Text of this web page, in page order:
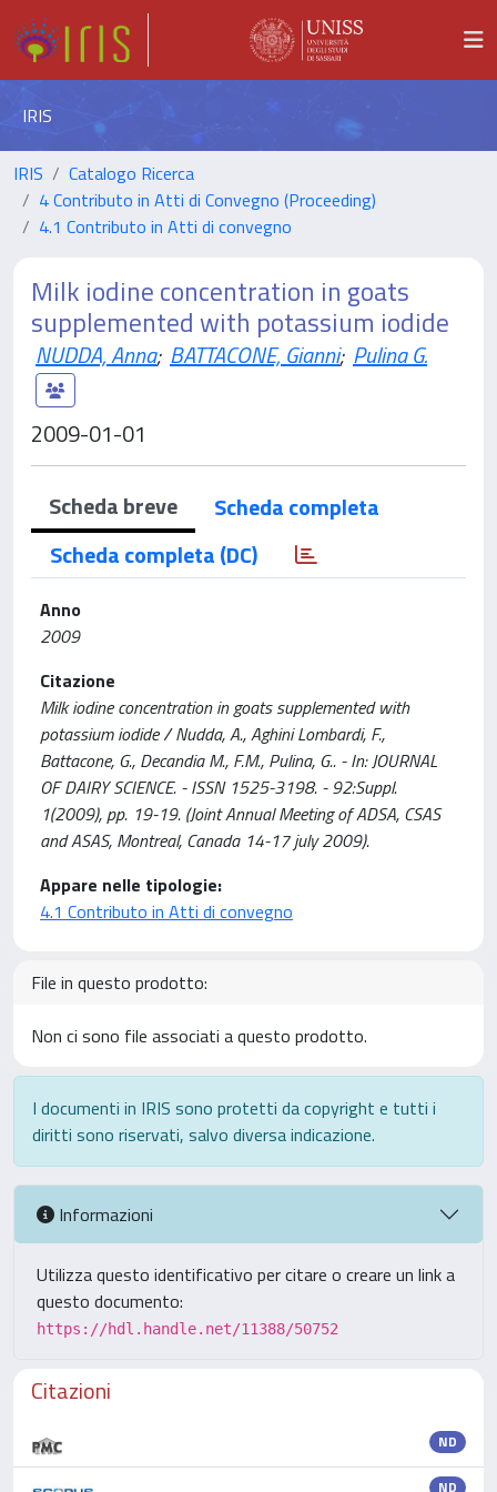
IRIS
IRIS
Catalogo Ricerca
4 Contributo in Atti di Convegno (Proceeding)
4.1 Contributo in Atti di convegno
Milk iodine concentration in goats
supplemented with potassium iodide
NUDDA, Anna; BATTACONE, Gianni; Pulina G.
2009-01-01
Scheda breve
Scheda completa
Scheda completa (DC)
Anno
2009
Citazione
Milk iodine concentration in goats supplemented with
potassium iodide / Nudda, A., Aghini Lombardi, F.,
Battacone, G., Decandia M., F.M., Pulina, G.. - In: JOURNAL
OF DAIRY SCIENCE. - ISSN 1525-3198. - 92:Suppl.
1(2009), pp. 19-19. (Joint Annual Meeting of ADSA, CSAS
and ASAS, Montreal, Canada 14-17 july 2009).
Appare nelle tipologie:
4.1 Contributo in Atti di convegno
File in questo prodotto:
Non ci sono file associati a questo prodotto.
I documenti in IRIS sono protetti da copyright e tutti i
diritti sono riservati, salvo diversa indicazione.
Informazioni
Utilizza questo identificativo per citare o creare un link a
questo documento:
https://hdl.handle.net/11388/50752
Citazioni
ND
ND